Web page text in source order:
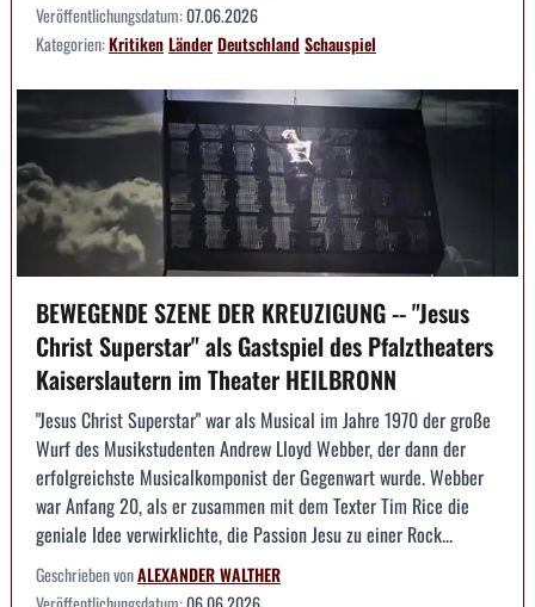
Veröffentlichungsdatum:07.06.2026
Kategorien:KritikenLänderDeutschlandSchauspiel
BEWEGENDE SZENE DER KREUZIGUNG -- "Jesus
Christ Superstar" als Gastspiel des Pfalztheaters
Kaiserslautern im Theater HEILBRONN
"Jesus Christ Superstar" war als Musical im Jahre 1970 der große
Wurf des Musikstudenten Andrew Lloyd Webber, der dann der
erfolgreichste Musicalkomponist der Gegenwart wurde. Webber
war Anfang 20, als er zusammen mit dem Texter Tim Rice die
geniale Idee verwirklichte, die Passion Jesu zu einer Rock...
Geschrieben vonALEXANDER WALTHER